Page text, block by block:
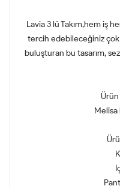
Lavia 3 lü Takım,hem iş
tercih edebileceğiniz çok
buluşturan bu tasarım,
Ürün
Melisa